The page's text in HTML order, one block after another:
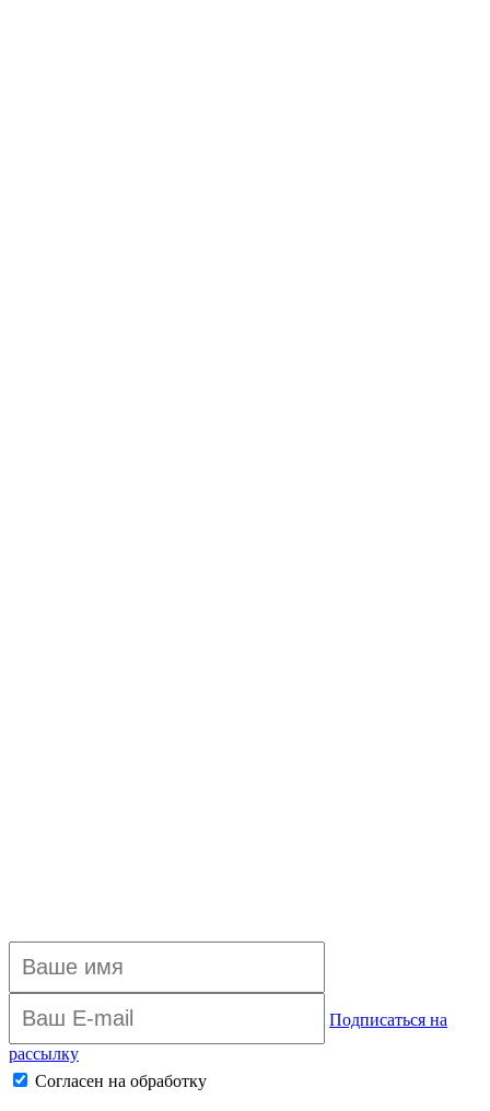
Подписаться на
рассылку
Согласен на обработку